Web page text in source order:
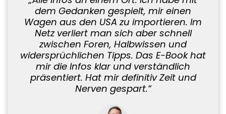
dem Gedanken gespielt, mir einen
Wagen aus den USA zu importieren. Im
Netz verliert man sich aber schnell
zwischen Foren, Halbwissen und
widersprüchlichen Tipps. Das E-Book hat
mir die Infos klar und verständlich
präsentiert. Hat mir definitiv Zeit und
Nerven gespart.“